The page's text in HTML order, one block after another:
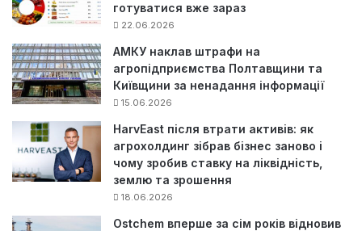
готуватися вже зараз
22.06.2026
АМКУ наклав штрафи на
агропідприємства Полтавщини та
Київщини за ненадання інформації
15.06.2026
HarvEast після втрати активів: як
агрохолдинг зібрав бізнес заново і
чому зробив ставку на ліквідність,
землю та зрошення
18.06.2026
Ostchem вперше за сім років відновив